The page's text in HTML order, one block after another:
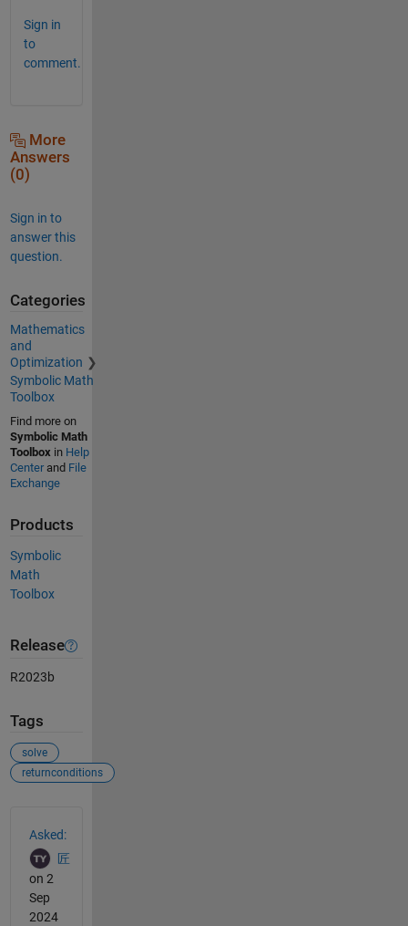
Sign in
to
comment.
More
Answers
(0)
Sign in to
answer this
question.
Categories
Mathematics
and
Optimization
Symbolic Math
Toolbox
Find more on
Symbolic Math
Toolboxin Help
Centerand File
Exchange
Products
Symbolic
Math
Toolbox
Release
R2023b
Tags
solve
returnconditions
Asked:
匠
on 2
Sep
2024